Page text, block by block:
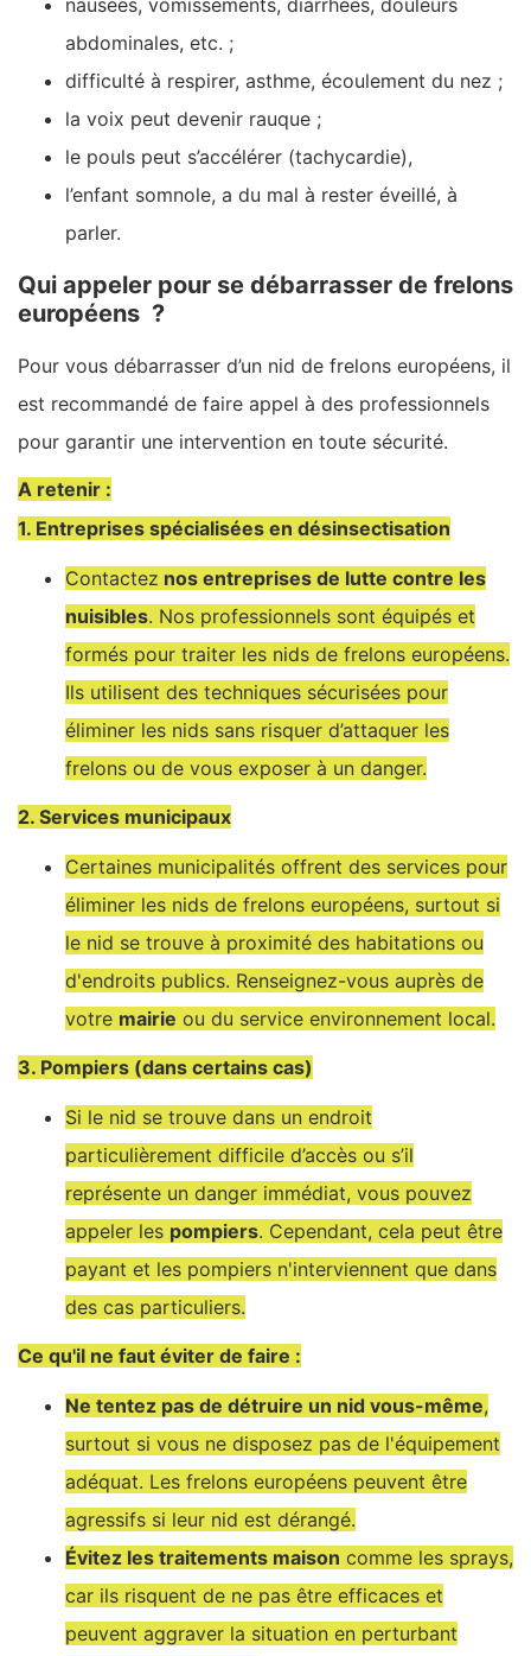
abdominales, etc. ;
difficulté à respirer, asthme, écoulement du nez ;
la voix peut devenir rauque ;
le pouls peut s’accélérer (tachycardie),
l’enfant somnole, a du mal à rester éveillé, à
parler.
Qui appeler pour se débarrasser de frelons
européens ?
Pour vous débarrasser d’un nid de frelons européens, il
est recommandé de faire appel à des professionnels
pour garantir une intervention en toute sécurité.
A retenir :
1. Entreprises spécialisées en désinsectisation
Contactez nos entreprises de lutte contre les
nuisibles. Nos professionnels sont équipés et
formés pour traiter les nids de frelons européens.
Ils utilisent des techniques sécurisées pour
éliminer les nids sans risquer d’attaquer les
frelons ou de vous exposer à un danger.
2. Services municipaux
Certaines municipalités offrent des services pour
éliminer les nids de frelons européens, surtout si
le nid se trouve à proximité des habitations ou
d'endroits publics. Renseignez-vous auprès de
votre mairie ou du service environnement local.
3. Pompiers (dans certains cas)
Si le nid se trouve dans un endroit
particulièrement difficile d’accès ou s’il
représente un danger immédiat, vous pouvez
appeler les pompiers. Cependant, cela peut être
payant et les pompiers n'interviennent que dans
des cas particuliers.
Ce qu'il ne faut éviter de faire :
Ne tentez pas de détruire un nid vous-même,
surtout si vous ne disposez pas de l'équipement
adéquat. Les frelons européens peuvent être
agressifs si leur nid est dérangé.
Évitez les traitements maison comme les sprays,
car ils risquent de ne pas être efficaces et
peuvent aggraver la situation en perturbant